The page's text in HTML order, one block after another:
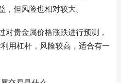
，但风险也相对较大。
对贵金属价格涨跌进行预测，
用杠杆，风险较高，适合有一